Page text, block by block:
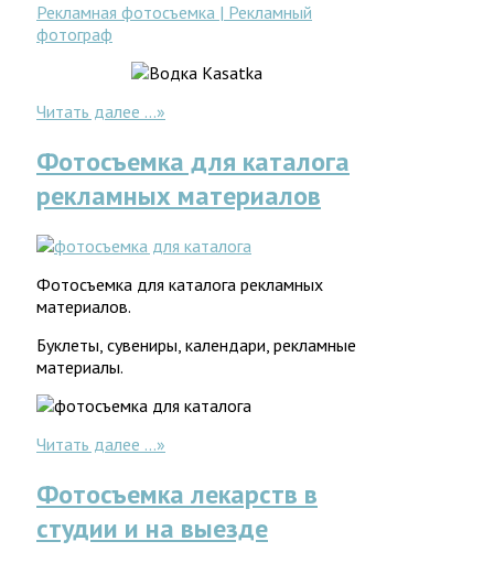
Рекламная фотосъемка | Рекламный
фотограф
Читать далее ...»
Фотосъемка для каталога
рекламных материалов
Фотосъемка для каталога рекламных
материалов.
Буклеты, сувениры, календари, рекламные
материалы.
Читать далее ...»
Фотосъемка лекарств в
студии и на выезде